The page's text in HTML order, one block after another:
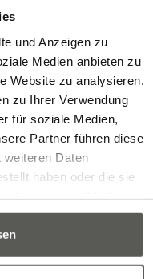
und Anzeigen zu
Medien anbieten zu
Website zu analysieren.
zu Ihrer Verwendung
für soziale Medien,
Partner führen diese
Daten
haben oder die sie
steigern die
der
sichere
Bedingungen